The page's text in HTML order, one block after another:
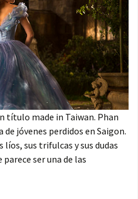
título made in Taiwan. Phan
jóvenes perdidos en Saigon.
sus trifulcas y sus dudas
ser una de las